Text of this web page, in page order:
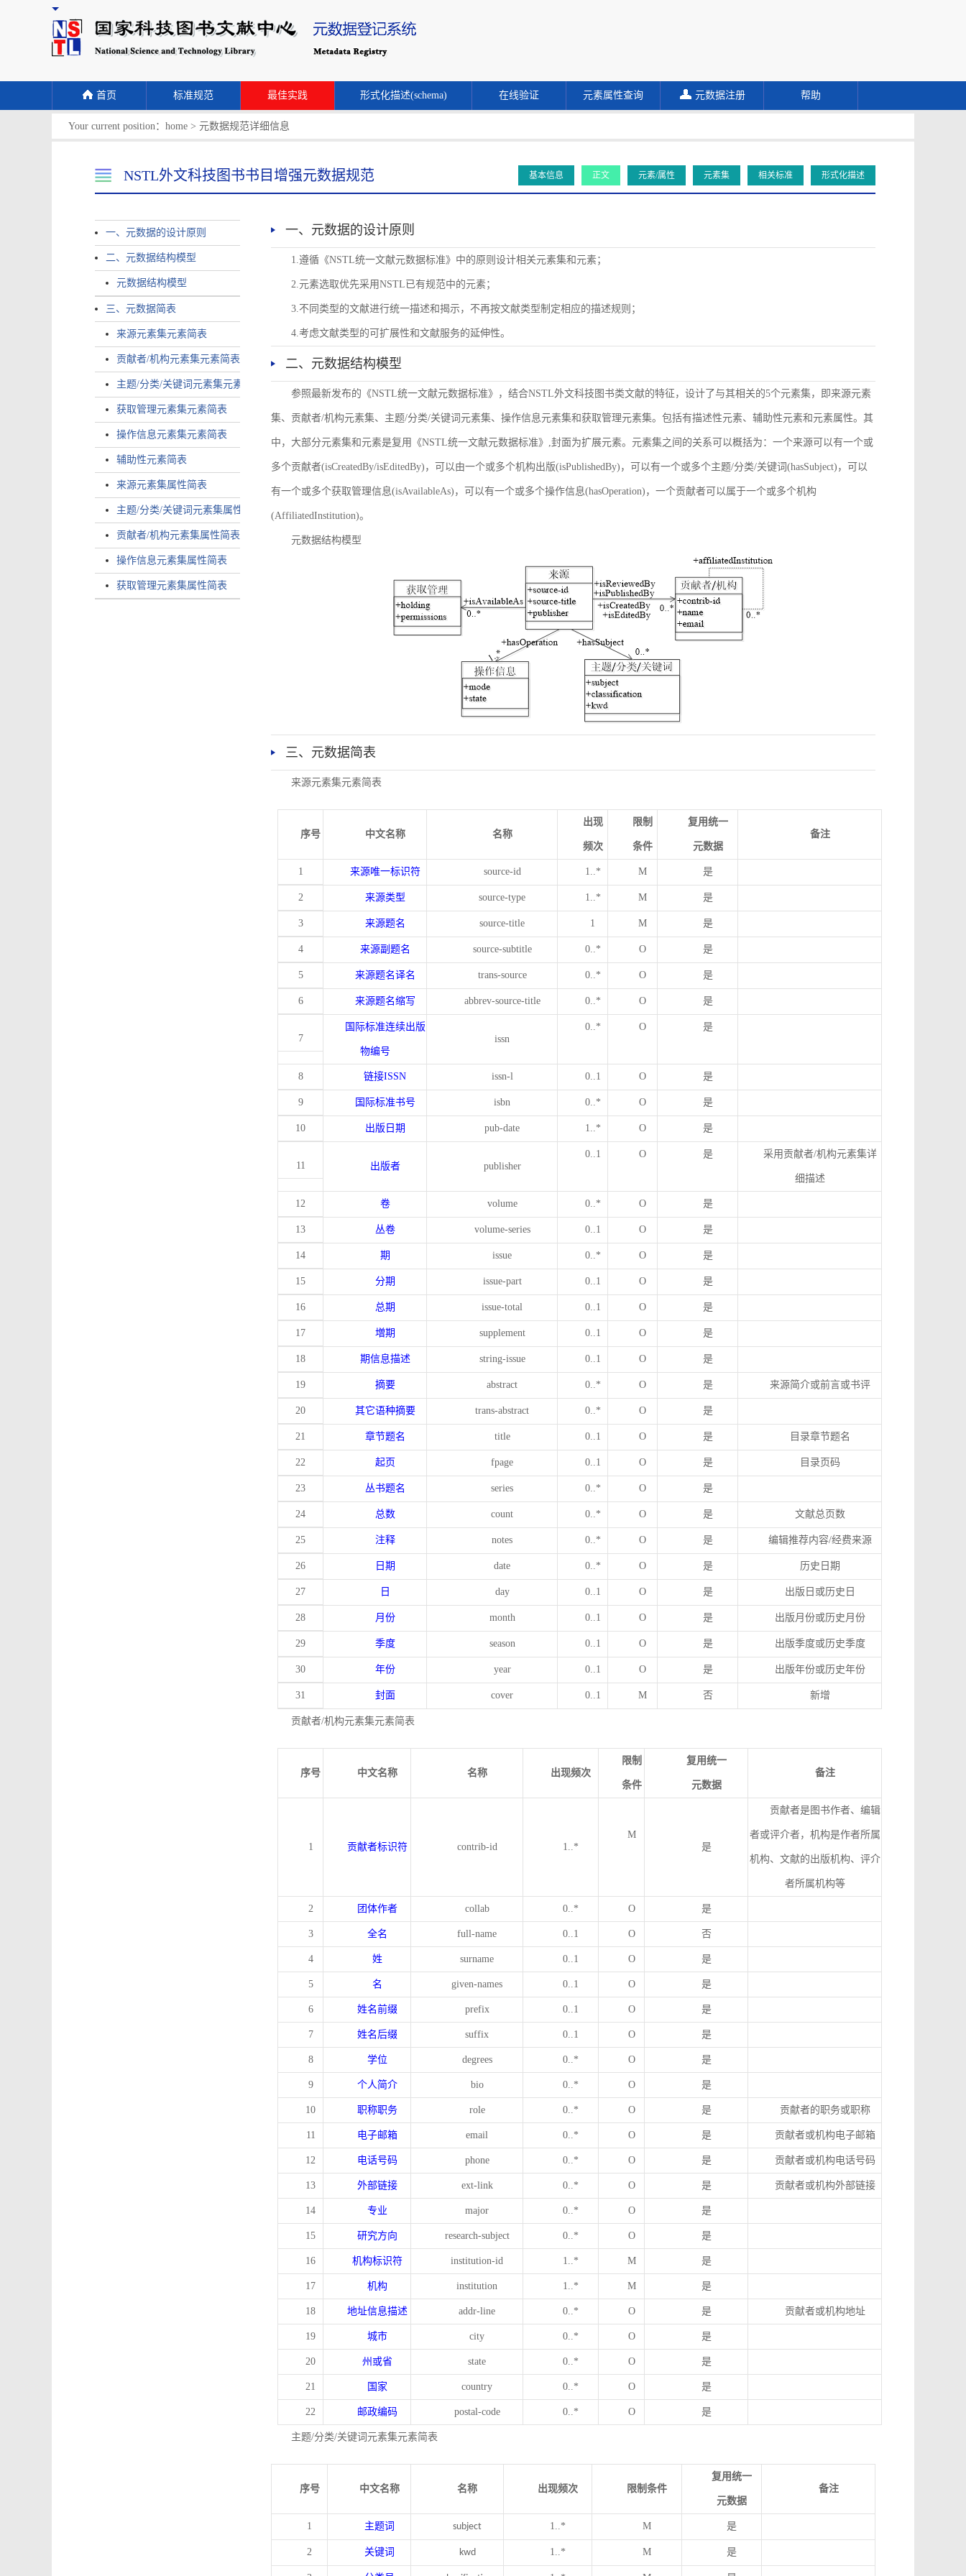
首页 标准规范 最佳实践 形式化描述(schema) 在线验证 元素属性查询 元数据注册 帮助
Your current position： home > 元数据规范详细信息
NSTL外文科技图书书目增强元数据规范 基本信息 正文 元素/属性 元素集 相关标准 形式化描述
一、元数据的设计原则
二、元数据结构模型
元数据结构模型
三、元数据简表
来源元素集元素简表
贡献者/机构元素集元素简表
主题/分类/关键词元素集元素简表
获取管理元素集元素简表
操作信息元素集元素简表
辅助性元素简表
来源元素集属性简表
主题/分类/关键词元素集属性简表
贡献者/机构元素集属性简表
操作信息元素集属性简表
获取管理元素集属性简表
一、元数据的设计原则
1.遵循《NSTL统一文献元数据标准》中的原则设计相关元素集和元素；
2.元素选取优先采用NSTL已有规范中的元素；
3.不同类型的文献进行统一描述和揭示，不再按文献类型制定相应的描述规则；
4.考虑文献类型的可扩展性和文献服务的延伸性。
二、元数据结构模型
参照最新发布的《NSTL统一文献元数据标准》，结合NSTL外文科技图书类文献的特征，设计了与其相关的5个元素集，即来源元素
集、贡献者/机构元素集、主题/分类/关键词元素集、操作信息元素集和获取管理元素集。包括有描述性元素、辅助性元素和元素属性。其
中，大部分元素集和元素是复用《NSTL统一文献元数据标准》,封面为扩展元素。元素集之间的关系可以概括为：一个来源可以有一个或
多个贡献者(isCreatedBy/isEditedBy)，可以由一个或多个机构出版(isPublishedBy)，可以有一个或多个主题/分类/关键词(hasSubject)，可以
有一个或多个获取管理信息(isAvailableAs)，可以有一个或多个操作信息(hasOperation)，一个贡献者可以属于一个或多个机构
(AffiliatedInstitution)。
元数据结构模型
三、元数据简表
来源元素集元素简表
序号 中文名称 名称
出现
频次
限制
条件
复用统一
元数据
备注
1 来源唯一标识符 source-id 1..* M 是
2 来源类型 source-type 1..* M 是
3 来源题名 source-title 1 M 是
4 来源副题名 source-subtitle 0..* O 是
5 来源题名译名 trans-source 0..* O 是
6 来源题名缩写 abbrev-source-title 0..* O 是
7
国际标准连续出版
物编号
issn
0..* O 是
8 链接ISSN issn-l 0..1 O 是
9 国际标准书号 isbn 0..* O 是
10 出版日期 pub-date 1..* O 是
11 出版者 publisher
0..1 O 是 采用贡献者/机构元素集详
细描述
12 卷 volume 0..* O 是
13 丛卷 volume-series 0..1 O 是
14 期 issue 0..* O 是
15 分期 issue-part 0..1 O 是
16 总期 issue-total 0..1 O 是
17 増期 supplement 0..1 O 是
18 期信息描述 string-issue 0..1 O 是
19 摘要 abstract 0..* O 是 来源简介或前言或书评
20 其它语种摘要 trans-abstract 0..* O 是
21 章节题名 title 0..1 O 是 目录章节题名
22 起页 fpage 0..1 O 是 目录页码
23 丛书题名 series 0..* O 是
24 总数 count 0..* O 是 文献总页数
25 注释 notes 0..* O 是 编辑推荐内容/经费来源
26 日期 date 0..* O 是 历史日期
27 日 day 0..1 O 是 出版日或历史日
28 月份 month 0..1 O 是 出版月份或历史月份
29 季度 season 0..1 O 是 出版季度或历史季度
30 年份 year 0..1 O 是 出版年份或历史年份
31 封面 cover 0..1 M 否 新增
贡献者/机构元素集元素简表
序号 中文名称 名称 出现频次
限制
条件
复用统一
元数据
备注
1 贡献者标识符 contrib-id 1..*
M
是
贡献者是图书作者、编辑
者或评介者，机构是作者所属
机构、文献的出版机构、评介
者所属机构等
2 团体作者 collab 0..* O 是
3 全名 full-name 0..1 O 否
4 姓 surname 0..1 O 是
5 名 given-names 0..1 O 是
6 姓名前缀 prefix 0..1 O 是
7 姓名后缀 suffix 0..1 O 是
8 学位 degrees 0..* O 是
9 个人简介 bio 0..* O 是
10 职称职务 role 0..* O 是 贡献者的职务或职称
11 电子邮箱 email 0..* O 是 贡献者或机构电子邮箱
12 电话号码 phone 0..* O 是 贡献者或机构电话号码
13 外部链接 ext-link 0..* O 是 贡献者或机构外部链接
14 专业 major 0..* O 是
15 研究方向 research-subject 0..* O 是
16 机构标识符 institution-id 1..* M 是
17 机构 institution 1..* M 是
18 地址信息描述 addr-line 0..* O 是 贡献者或机构地址
19 城市 city 0..* O 是
20 州或省 state 0..* O 是
21 国家 country 0..* O 是
22 邮政编码 postal-code 0..* O 是
主题/分类/关键词元素集元素简表
序号 中文名称 名称 出现频次 限制条件
复用统一
元数据
备注
1 主题词 subject 1..* M 是
2 关键词 kwd 1..* M 是